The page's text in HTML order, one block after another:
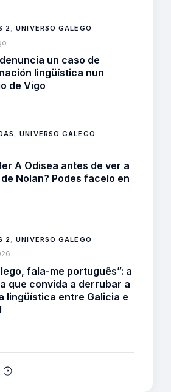
2 ,UNIVERSO GALEGO
un caso de
lingüística nun
de Vigo
,UNIVERSO GALEGO
A Odisea antes de ver a
Nolan? Podes facelo en
2 ,UNIVERSO GALEGO
fala-me português”: a
que convida a derrubar a
lingüística entre Galicia e